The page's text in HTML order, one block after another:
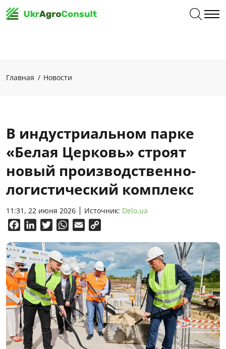
Главная Новости
В индустриальном парке
«Белая Церковь» строят
новый производственно-
логистический комплекс
11:31, 22 июня 2026 Источник: Delo.ua
FacebookLinkedInTwitterWhatsApp
Email